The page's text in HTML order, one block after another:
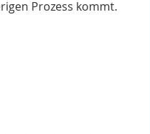
Prozess kommt.